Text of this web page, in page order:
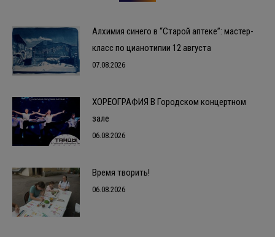
Алхимия синего в “Старой аптеке”: мастер-
класс по цианотипии 12 августа
07.08.2026
ХОРЕОГРАФИЯ В Городском концертном
зале
06.08.2026
Время творить!
06.08.2026